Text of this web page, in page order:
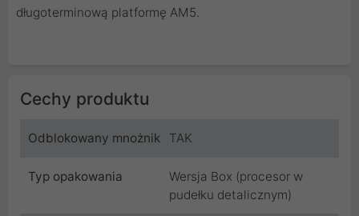
długoterminową platformę AM5.
Cechy produktu
Odblokowany mnożnik TAK
Typ opakowania
Wersja Box (procesor w
pudełku detalicznym)